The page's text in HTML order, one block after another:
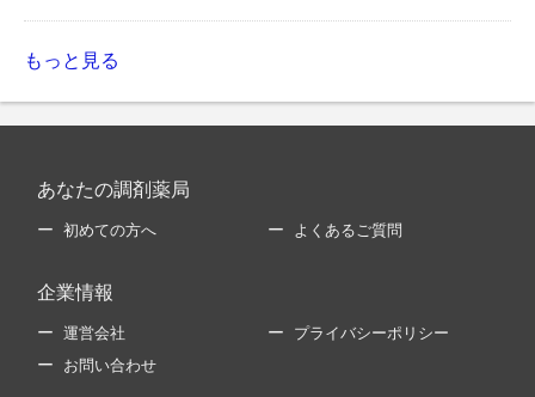
もっと見る
あなたの調剤薬局
初めての方へ よくあるご質問
企業情報
運営会社 プライバシーポリシー
お問い合わせ